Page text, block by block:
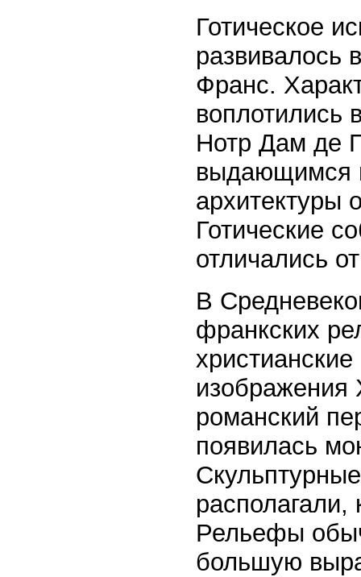
Готическое
развивалось
Франс.
воплотились
Нотр Дам де
выдающимся
архитектуры
Готические
отличались
В
франкских
изображения
романский
появилась
располагали,
Рельефы
большую